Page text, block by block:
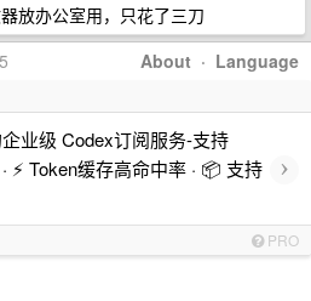
放办公室用，只花了三刀
About · Language
业级 Codex订阅服务-支持
⚡️ Token缓存高命中率 · 📦 支持
›
PRO